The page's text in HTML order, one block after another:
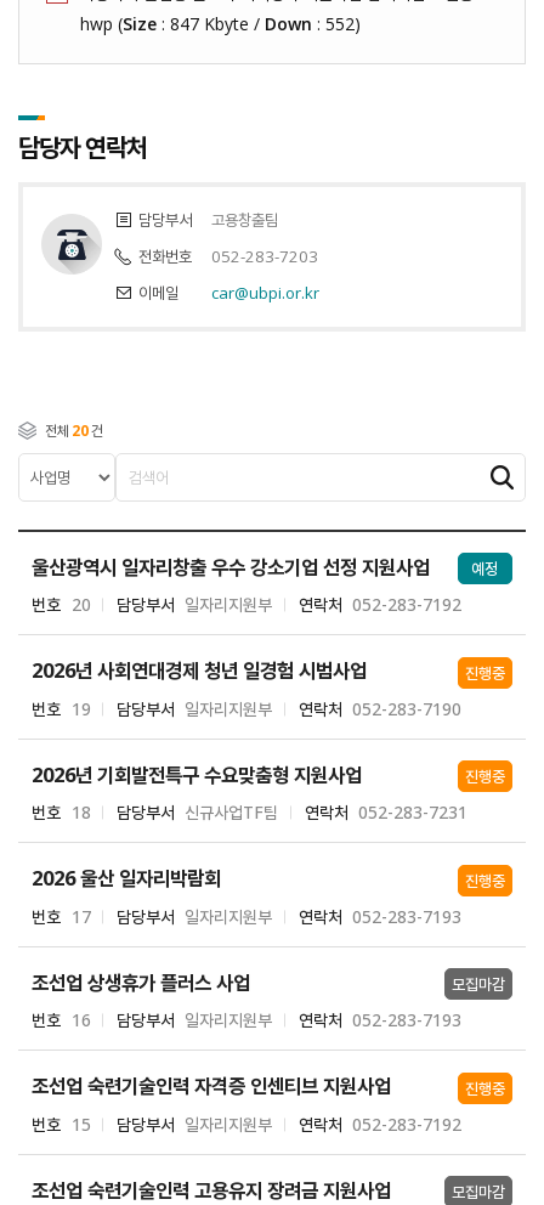
hwp (Size : 847 Kbyte / Down : 552)
담당자 연락처
담당부서
고용창출팀
전화번호
052-283-7203
이메일
car@ubpi.or.kr
전체 20건
울산광역시 일자리창출 우수 강소기업 선정 지원사업
번호 20 담당부서 일자리지원부 연락처 052-283-7192
예정
2026년 사회연대경제 청년 일경험 시범사업
번호 19 담당부서 일자리지원부 연락처 052-283-7190
진행중
2026년 기회발전특구 수요맞춤형 지원사업
번호 18 담당부서 신규사업TF팀 연락처 052-283-7231
진행중
2026 울산 일자리박람회
번호 17 담당부서 일자리지원부 연락처 052-283-7193
진행중
조선업 상생휴가 플러스 사업
번호 16 담당부서 일자리지원부 연락처 052-283-7193
모집마감
조선업 숙련기술인력 자격증 인센티브 지원사업
번호 15 담당부서 일자리지원부 연락처 052-283-7192
진행중
조선업 숙련기술인력 고용유지 장려금 지원사업 모집마감